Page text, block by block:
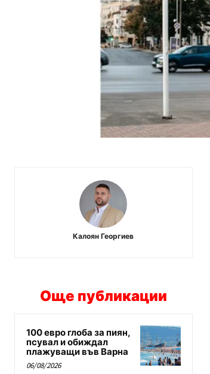
Калоян Георгиев
Още публикации
100 евро глоба за пиян,
псувал и обиждал
плажуващи във Варна
06/08/2026